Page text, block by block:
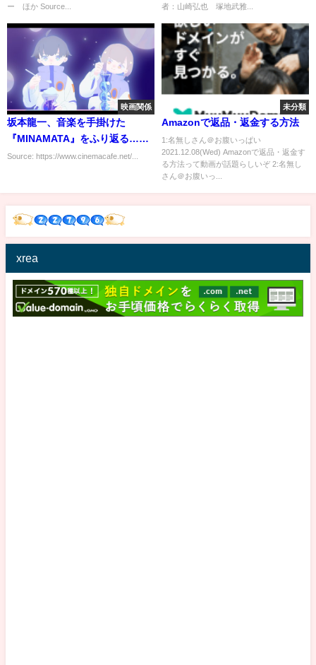
ー ほか Source...
者：山崎弘也 塚地武雅...
映画関係
坂本龍一、音楽を手掛けた
『MINAMATA』をふり返る…
「決して過去のことではない」
Source: https://www.cinemacafe.net/...
未分類
Amazonで返品・返金する方法
1:名無しさん＠お腹いっぱい
2021.12.08(Wed) Amazonで返品・返金す
る方法って動画が話題らしいぞ 2:名無し
さん＠お腹いっ...
xrea